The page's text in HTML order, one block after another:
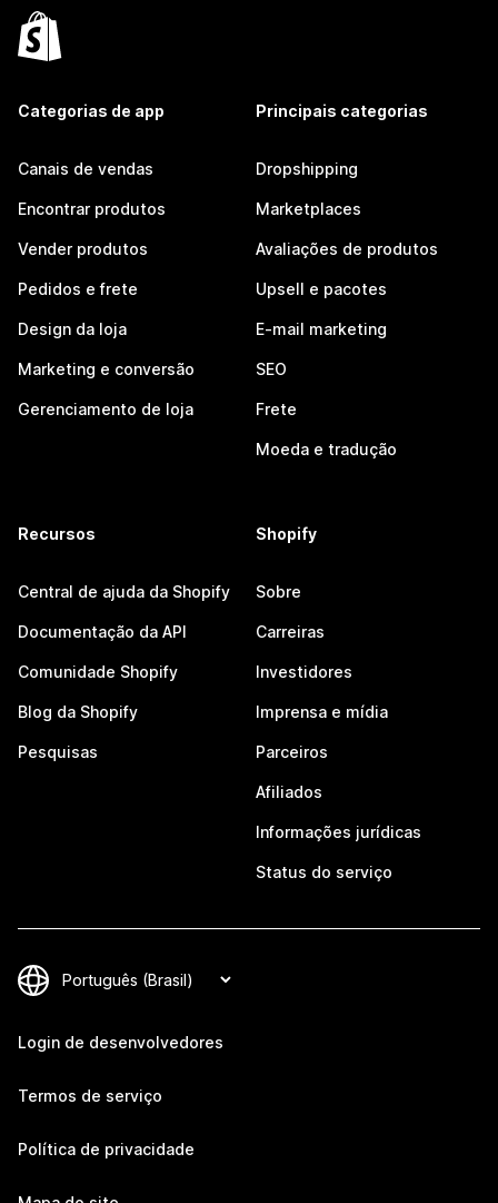
Categorias de app
Canais de vendas
Encontrar produtos
Vender produtos
Pedidos e frete
Design da loja
Marketing e conversão
Gerenciamento de loja
Principais categorias
Dropshipping
Marketplaces
Avaliações de produtos
Upsell e pacotes
E-mail marketing
SEO
Frete
Moeda e tradução
Recursos
Central de ajuda da Shopify
Documentação da API
Comunidade Shopify
Blog da Shopify
Pesquisas
Shopify
Sobre
Carreiras
Investidores
Imprensa e mídia
Parceiros
Afiliados
Informações jurídicas
Status do serviço
Login de desenvolvedores
Termos de serviço
Política de privacidade